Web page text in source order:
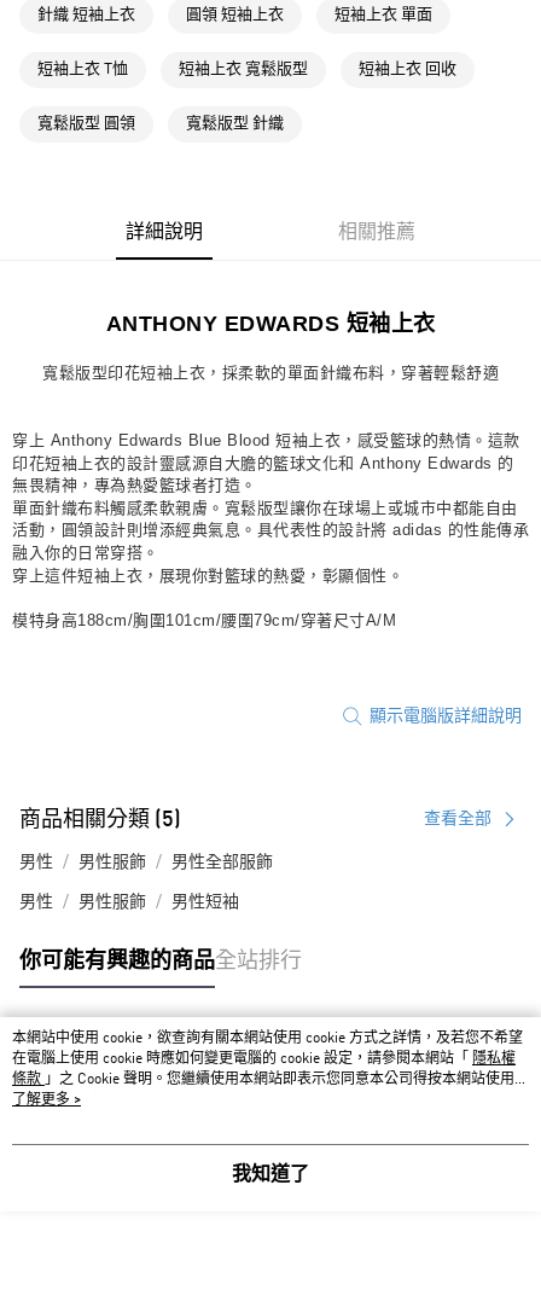
每筆NT$80，滿NT$1,500(含以上)免運費
付款後萊爾富取貨
7-11取貨付款
每筆NT$80，滿NT$1,500(含以上)免運費
每筆NT$80，滿NT$1,500(含以上)免運費
付款後門市自取
針織 短袖上衣 圓領 短袖上衣 短袖上衣 單面
短袖上衣 T恤 短袖上衣 寬鬆版型 短袖上衣 回收
寬鬆版型 圓領 寬鬆版型 針織
詳細說明 相關推薦
ANTHONY EDWARDS 短袖上衣
寬鬆版型印花短袖上衣，採柔軟的單面針織布料，穿著輕鬆舒適
穿上 Anthony Edwards Blue Blood 短袖上衣，感受籃球的熱情。這款
印花短袖上衣的設計靈感源自大膽的籃球文化和 Anthony Edwards 的
無畏精神，專為熱愛籃球者打造。
單面針織布料觸感柔軟親膚。寬鬆版型讓你在球場上或城市中都能自由
活動，圓領設計則增添經典氣息。具代表性的設計將 adidas 的性能傳承
融入你的日常穿搭。
穿上這件短袖上衣，展現你對籃球的熱愛，彰顯個性。
模特身高188cm/胸圍101cm/腰圍79cm/穿著尺寸A/M
顯示電腦版詳細說明
商品相關分類 (5) 查看全部
男性 男性服飾 男性全部服飾
男性 男性服飾 男性短袖
你可能有興趣的商品全站排行
熱門標籤
本網站中使用 cookie，欲查詢有關本網站使用 cookie 方式之詳情，及若您不希望
在電腦上使用 cookie 時應如何變更電腦的 cookie 設定，請參閱本網站「
隱私權
條款 」之 Cookie 聲明。您繼續使用本網站即表示您同意本公司得按本網站使用條
款之 Cookie 聲明使用 cookie。
了解更多 >
我知道了